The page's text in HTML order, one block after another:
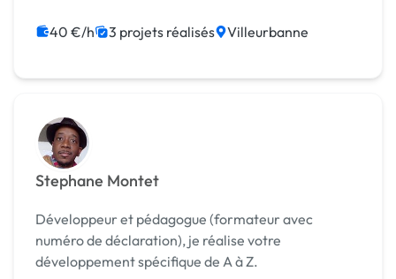
40 €/h 3 projets réalisés Villeurbanne
Stephane Montet
Développeur et pédagogue (formateur avec
numéro de déclaration), je réalise votre
développement spécifique de A à Z.